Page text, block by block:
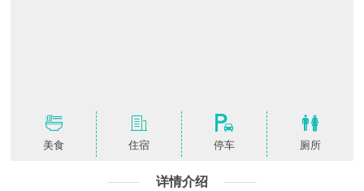
美食 住宿 停车 厕所
详情介绍